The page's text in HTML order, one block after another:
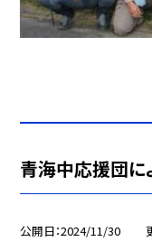
青海中応援団に
公開日 2024/11/30